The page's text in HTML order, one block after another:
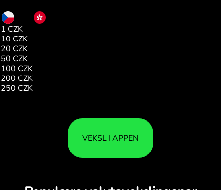
CZK
1 CZK
10 CZK
20 CZK
50 CZK
100 CZK
200 CZK
250 CZK
VEKSL I APPEN